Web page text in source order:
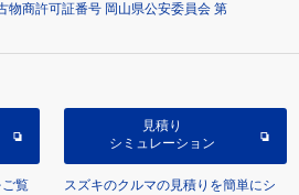
物商許可証番号 岡山県公安委員会 第
覧
見積り
シミュレーション
スズキのクルマの見積りを簡単にシ